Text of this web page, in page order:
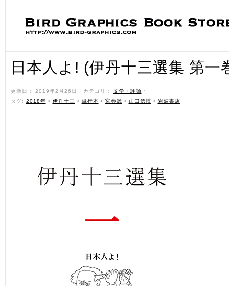
日本人よ! (伊丹十三選集 第一
更新日： 2019年2月26日 ˑ カテゴリ： 文学・評論 ˑ
タグ: 2018年 • 伊丹十三 • 単行本 • 宮巻麗 • 山口信博 • 岩波書店